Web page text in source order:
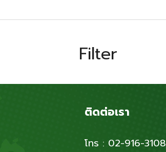
Filter
ติดต่อเรา
โทร : 02-916-3108